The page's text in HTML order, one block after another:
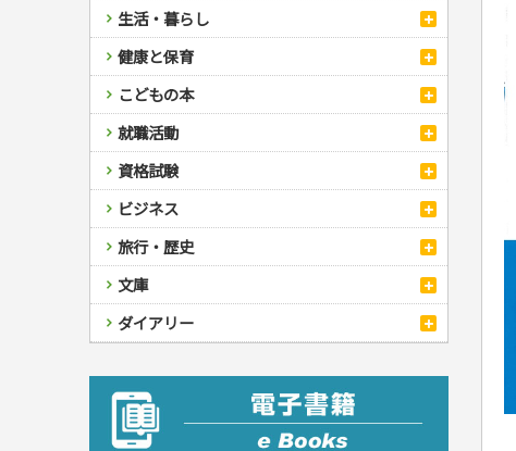
スポーツ
スポーツルール
野球
ゴルフ
トレーニング
ジュニアスポーツ
その他スポーツ
自然・アウトドア・ペット
アウトドア
犬・猫
ペット・飼育
園芸・野菜づくり
雑学
娯楽・ゲーム・占い
ナンプレ
囲碁・将棋・麻雀
ゲーム・マジック
家相・風水・占い
カルチャー・芸術・趣味
鉄道・車・自転車
音楽・楽器
趣味・鑑賞・カメラ
絵画・デッサン
俳句・詩・ことば
辞典・語学
辞典
語学・旅行会話
運転免許
原付・二輪
普通免許
その他免許
生活・暮らし
料理
料理・レシピ
おもてなし・ごちそう料理
各国料理
お弁当
健康メニュー・ダイエット
調理器具クッキング
お菓子・ケーキ・パン
飲み物・お酒
手芸・クラフト
編み物
ソーイング
クラフト
住まい・インテリア・暮らし
インテリア・ハウジング
収納・掃除・暮らし
美容・ファッション
ダイエット・エクササイズ
メイク・ネイル・ヘア
着物・着つけ
冠婚葬祭・手紙・ペン字
冠婚葬祭・スピーチ・マナー
手紙・ペン字
妊娠・出産・育児
妊娠・出産・育児
離乳食・幼児食・こどもレシピ
健康と保育
家庭医学・健康
ツボ・マッサージ
家庭医学・病気
健康知識
栄養事典
生活習慣病
看護・介護
看護一般
介護一般
保育・教育
パネルシアター
指導マニュアル
こどもの本
児童一般
おりがみ・あやとり
なぞなぞ・ゲーム
占い・心理ゲーム
のりもの・ずかん
読み物・絵本
音と光のでる絵本
学参・ドリル
夏休みドリル
総復習ドリル
学習・地図
自由研究・読書感想文
えんぴつちょう
就職活動
就職活動
就職試験
公務員試験
資格試験
検定試験・資格試験
英語検定・TOEIC
漢字検定・数学検定
簿記検定
ケアマネジャー
介護・社会福祉士
司法書士・社労士
行政書士・宅建
FP
ビジネス
経営・経済・法律
マネー・株・資産
簿記・経理・税金・保険
その他ビジネス
自己啓発
ビジネス読み物
旅行・歴史
国内・海外旅行
国外旅行
国内旅行
散歩・グルメ
地理・歴史
地理・地図
歴史
文庫
文庫
成美文庫
ダイアリー
プラチナダイアリー プレステージ